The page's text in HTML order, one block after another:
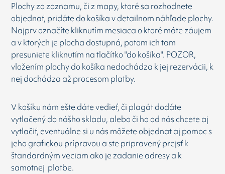
Plochy zo zoznamu, či z mapy, ktoré sa rozhodnete
objednať, pridáte do košíka v detailnom náhľade plochy.
Najprv označíte kliknutím mesiaca o ktoré máte záujem
a v ktorých je plocha dostupná, potom ich tam
presuniete kliknutím na tlačítko "do košíka". POZOR,
vložením plochy do košíka nedochádza k jej rezervácii, k
nej dochádza až procesom platby.
V košíku nám ešte dáte vedieť, či plagát dodáte
vytlačený do nášho skladu, alebo či ho od nás chcete aj
vytlačiť, eventuálne si u nás môžete objednat aj pomoc s
jeho grafickou prípravou a ste pripravený prejsť k
štandardným veciam ako je zadanie adresy a k
samotnej platbe.